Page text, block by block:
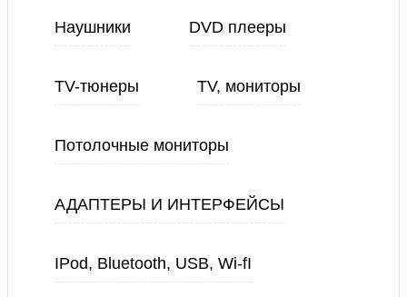
Наушники DVD плееры
TV-тюнеры TV, мониторы
Потолочные мониторы
АДАПТЕРЫ И ИНТЕРФЕЙСЫ
IPod, Bluetooth, USB, Wi-fI